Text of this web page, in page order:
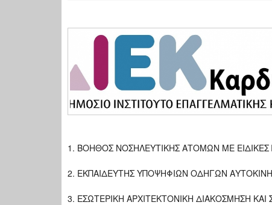
1. ΒΟΗΘΟΣ ΝΟΣΗΛΕΥΤΙΚΗΣ ΑΤΟΜΩΝ ΜΕ ΕΙΔΙΚΕΣ
2. ΕΚΠΑΙΔΕΥΤΗΣ ΥΠΟΨΗΦΙΩΝ ΟΔΗΓΩΝ
3. ΕΣΩΤΕΡΙΚΗ ΑΡΧΙΤΕΚΤΟΝΙΚΗ ΔΙΑΚΟΣΜΗΣΗ